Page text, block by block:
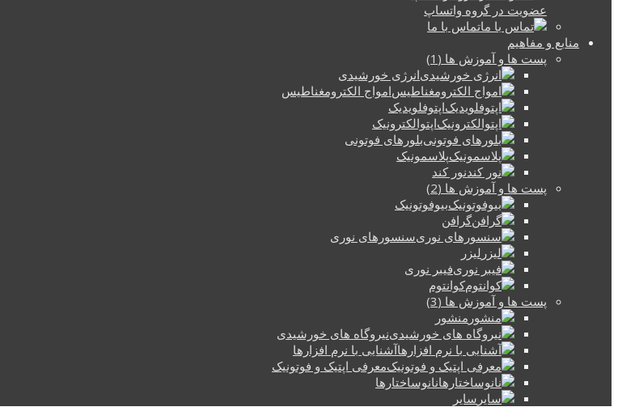
عضویت در گروه واتساپ
تماس با ما
منابع و مفاهیم
پست ها و آموزش ها (1)
انرژی خورشیدی
امواج الکترومغناطیس
اپتوفلویدیک
اپتوالکترونیک
بلورهای فوتونی
پلاسمونیک
نور کند
پست ها و آموزش ها (2)
بیوفوتونیک
گرافن
سنسورهای نوری
لیزر
فیبر نوری
کوانتوم
پست ها و آموزش ها (3)
منشور
نیروگاه های خورشیدی
آشنایی با نرم افزارها
معرفی اپتیک و فوتونیک
نانوساختارها
سایر